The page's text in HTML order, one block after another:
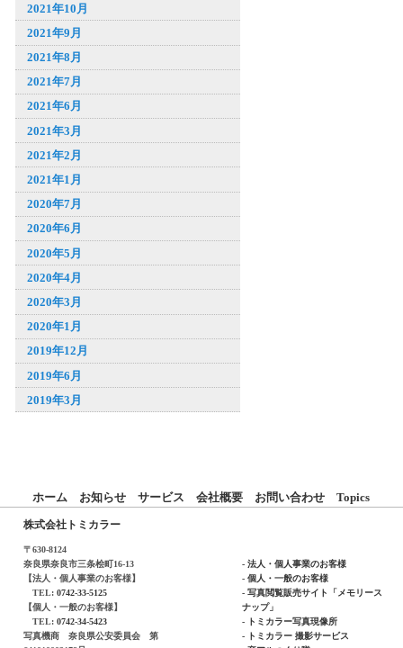
2021年10月
2021年9月
2021年8月
2021年7月
2021年6月
2021年3月
2021年2月
2021年1月
2020年7月
2020年6月
2020年5月
2020年4月
2020年3月
2020年1月
2019年12月
2019年6月
2019年3月
ホーム お知らせ サービス 会社概要 お問い合わせ Topics
株式会社トミカラー
〒630-8124
奈良県奈良市三条桧町16-13
【法人・個人事業のお客様】
TEL: 0742-33-5125
【個人・一般のお客様】
TEL: 0742-34-5423
写真機商 奈良県公安委員会 第
- 法人・個人事業のお客様
- 個人・一般のお客様
- 写真閲覧販売サイト「メモリース
ナップ」
- トミカラー写真現像所
- トミカラー 撮影サービス